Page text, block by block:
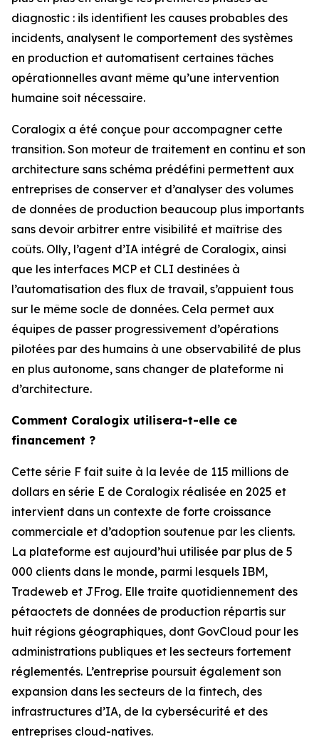
diagnostic : ils identifient les causes probables des
incidents, analysent le comportement des systèmes
en production et automatisent certaines tâches
opérationnelles avant même qu’une intervention
humaine soit nécessaire.
Coralogix a été conçue pour accompagner cette
transition. Son moteur de traitement en continu et son
architecture sans schéma prédéfini permettent aux
entreprises de conserver et d’analyser des volumes
de données de production beaucoup plus importants
sans devoir arbitrer entre visibilité et maîtrise des
coûts. Olly, l’agent d’IA intégré de Coralogix, ainsi
que les interfaces MCP et CLI destinées à
l’automatisation des flux de travail, s’appuient tous
sur le même socle de données. Cela permet aux
équipes de passer progressivement d’opérations
pilotées par des humains à une observabilité de plus
en plus autonome, sans changer de plateforme ni
d’architecture.
Comment Coralogix utilisera-t-elle ce
financement ?
Cette série F fait suite à la levée de 115 millions de
dollars en série E de Coralogix réalisée en 2025 et
intervient dans un contexte de forte croissance
commerciale et d’adoption soutenue par les clients.
La plateforme est aujourd’hui utilisée par plus de 5
000 clients dans le monde, parmi lesquels IBM,
Tradeweb et JFrog. Elle traite quotidiennement des
pétaoctets de données de production répartis sur
huit régions géographiques, dont GovCloud pour les
administrations publiques et les secteurs fortement
réglementés. L’entreprise poursuit également son
expansion dans les secteurs de la fintech, des
infrastructures d’IA, de la cybersécurité et des
entreprises cloud-natives.